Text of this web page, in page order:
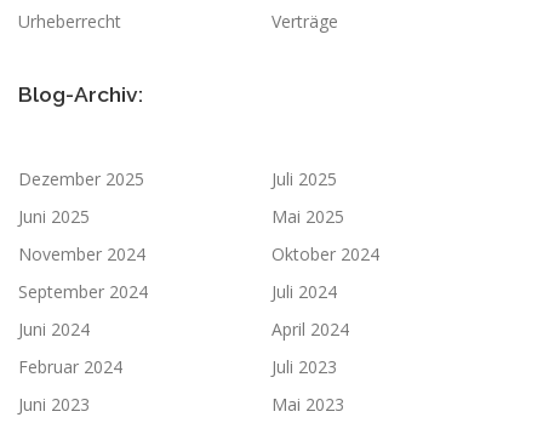
Urheberrecht
Verträge
Blog-Archiv:
Dezember 2025
Juli 2025
Juni 2025
Mai 2025
November 2024
Oktober 2024
September 2024
Juli 2024
Juni 2024
April 2024
Februar 2024
Juli 2023
Juni 2023
Mai 2023